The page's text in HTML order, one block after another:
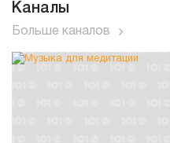
Каналы
Больше каналов